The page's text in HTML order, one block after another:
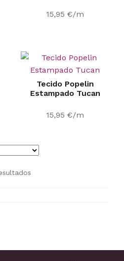
15,95 €/m
Tecido Popelin
Estampado Tucan
15,95 €/m